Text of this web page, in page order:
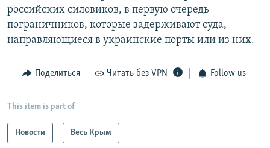
российских силовиков, в первую очередь
пограничников, которые задерживают суда,
направляющиеся в украинские порты или из них.
Поделиться Читать без VPN Follow us
This item is part of
Новости Весь Крым